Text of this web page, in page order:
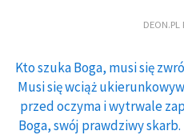
DEON.PL
Kto szuka Boga, musi się
Musi się wciąż
przed oczyma i wytrwale
Boga, swój prawdziwy